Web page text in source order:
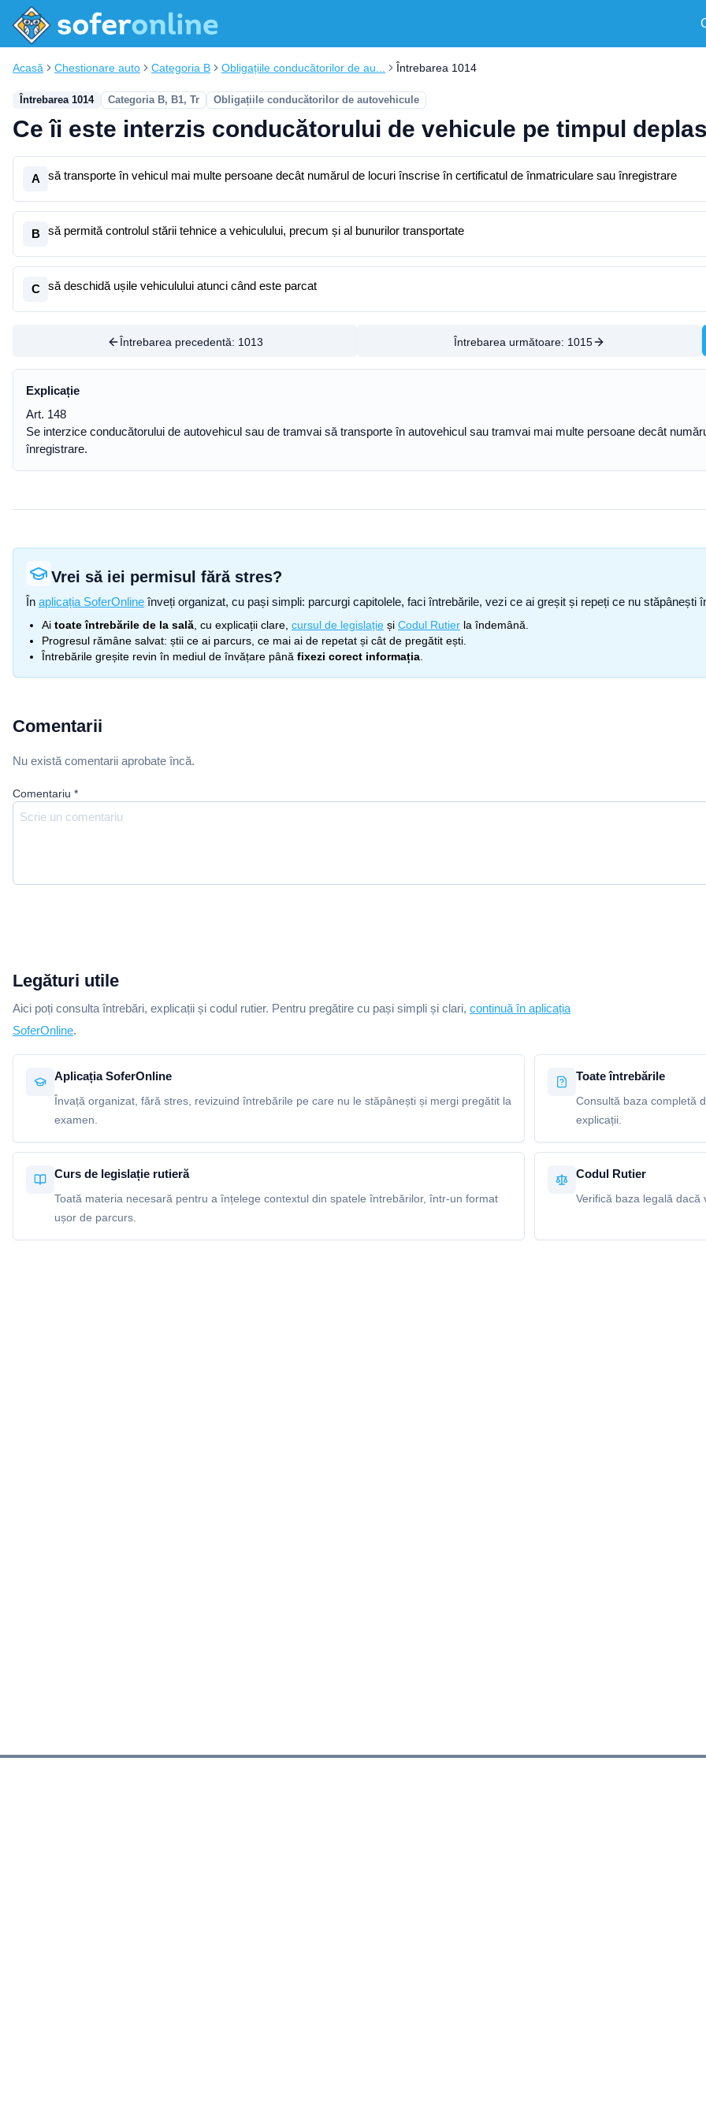
Acasă Chestionare auto Categoria B Obligațiile conducătorilor de au... Întrebarea 1014
Întrebarea 1014 Categoria B, B1, Tr Obligațiile conducătorilor de autovehicule
Ce îi este interzis conducătorului de vehicule pe timpul
A să transporte în vehicul mai multe persoane decât numărul de locuri înscrise în certificatul de înmatriculare sau înregistrare
B să permită controlul stării tehnice a vehiculului, precum și al bunurilor transportate
C să deschidă ușile vehiculului atunci când este parcat
Întrebarea precedentă: 1013 Întrebarea următoare: 1015
Explicație
Art. 148
Se interzice conducătorului de autovehicul sau de tramvai să transporte în autovehicul sau tramvai mai multe persoane decât
înregistrare.
Vrei să iei permisul fără stres?
În aplicația SoferOnline înveți organizat, cu pași simpli: parcurgi capitolele, faci întrebările, vezi ce ai greșit și repeți ce nu
Ai toate întrebările de la sală , cu explicații clare, cursul de legislație și Codul Rutier la îndemână.
Progresul rămâne salvat: știi ce ai parcurs, ce mai ai de repetat și cât de pregătit ești.
Întrebările greșite revin în mediul de învățare până fixezi corect informația
Comentarii
Nu există comentarii aprobate încă.
Comentariu *
Legături utile
Aici poți consulta întrebări, explicații și codul rutier. Pentru pregătire cu pași simpli și clari, continuă în aplicația
SoferOnline.
Aplicația SoferOnline
Învață organizat, fără stres, revizuind întrebările pe care nu le stăpânești și mergi pregătit la
examen.
Toate întrebările
Consultă baza completă
explicații.
Curs de legislație rutieră
Toată materia necesară pentru a înțelege contextul din spatele întrebărilor, într-un format
ușor de parcurs.
Codul Rutier
Verifică baza legală dacă